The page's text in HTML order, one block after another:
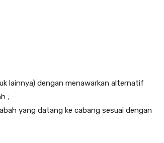
lainnya) dengan menawarkan alternatif
;
yang datang ke cabang sesuai dengan